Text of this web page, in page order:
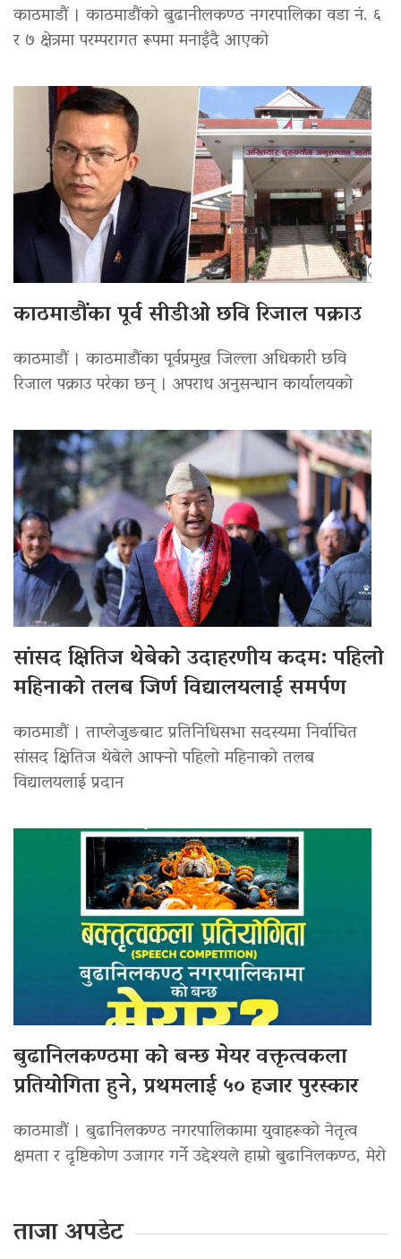
काठमाडौं । काठमाडौंको बुढानीलकण्ठ नगरपालिका वडा नं. ६
र ७ क्षेत्रमा परम्परागत रूपमा मनाइँदै आएको
काठमाडौंका पूर्व सीडीओ छवि रिजाल पक्राउ
काठमाडौं । काठमाडौंका पूर्वप्रमुख जिल्ला अधिकारी छवि
रिजाल पक्राउ परेका छन् । अपराध अनुसन्धान कार्यालयको
सांसद क्षितिज थेबेको उदाहरणीय कदम: पहिलो
महिनाको तलब जिर्ण विद्यालयलाई समर्पण
काठमाडौं । ताप्लेजुङबाट प्रतिनिधिसभा सदस्यमा निर्वाचित
सांसद क्षितिज थेबेले आफ्नो पहिलो महिनाको तलब
विद्यालयलाई प्रदान
बुढानिलकण्ठमा को बन्छ मेयर वक्तृत्वकला
प्रतियोगिता हुने, प्रथमलाई ५० हजार पुरस्कार
काठमाडौं । बुढानिलकण्ठ नगरपालिकामा युवाहरूको नेतृत्व
क्षमता र दृष्टिकोण उजागर गर्ने उद्देश्यले हाम्रो बुढानिलकण्ठ, मेरो
ताजा अपडेट